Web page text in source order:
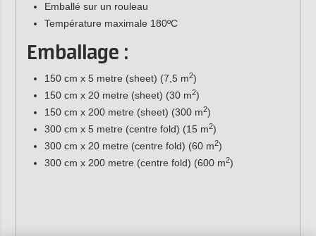
Emballé sur un rouleau
Température maximale 180ºC
Emballage :
150 cm x 5 metre (sheet) (7,5 m2)
150 cm x 20 metre (sheet) (30 m2)
150 cm x 200 metre (sheet) (300 m2)
300 cm x 5 metre (centre fold) (15 m2)
300 cm x 20 metre (centre fold) (60 m2)
300 cm x 200 metre (centre fold) (600 m2)